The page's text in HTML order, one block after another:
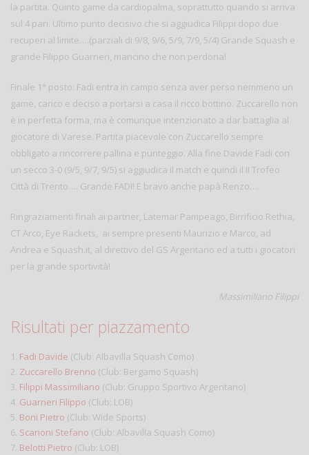
la partita. Quinto game da cardiopalma, soprattutto quando si arriva
sul 4 pari. Ultimo punto decisivo che si aggiudica Filippi dopo due
recuperi al limite….(parziali di 9/8, 9/6, 5/9, 7/9, 5/4) Grande Squash e
grande Filippo Guarneri, mancino che non perdona!
Finale 1° posto: Fadi entra in campo senza aver perso nemmeno un
game, carico e deciso a portarsi a casa il ricco bottino. Zuccarello non
è in perfetta forma, ma è comunque intenzionato a dar battaglia al
giocatore di Varese. Partita piacevole con Zuccarello sempre
obbligato a rincorrere pallina e punteggio. Alla fine Davide Fadi con
un secco 3-0 (9/5, 9/7, 9/5) si aggiudica il match e quindi il II Trofeo
Città di Trento…. Grande FADI! E bravo anche papà Renzo….
Ringraziamenti finali ai partner, Latemar Pampeago, Birrificio Rethia,
CT Arco, Eye Rackets, ai sempre presenti Maurizio e Marco, ad
Andrea e Squash.it, al direttivo del GS Argentario ed a tutti i giocatori
per la grande sportività!
Massimiliano Filippi
Risultati per piazzamento
1. Fadi Davide (Club: Albavilla Squash Como)
2. Zuccarello Brenno (Club: Bergamo Squash)
3. Filippi Massimiliano (Club: Gruppo Sportivo Argentario)
4. Guarneri Filippo (Club: LOB)
5. Boni Pietro (Club: Wide Sports)
6. Scarioni Stefano (Club: Albavilla Squash Como)
7. Belotti Pietro (Club: LOB)